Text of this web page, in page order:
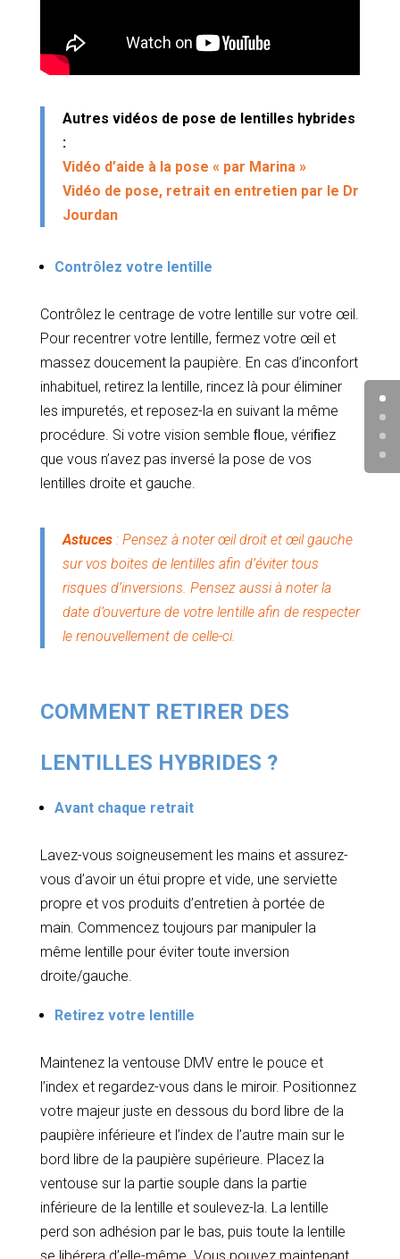
Autres vidéos de pose de lentilles hybrides
:
Vidéo d’aide à la pose « par Marina »
Vidéo de pose, retrait en entretien par le Dr
Jourdan
Contrôlez votre lentille
Contrôlez le centrage de votre lentille sur votre œil.
Pour recentrer votre lentille, fermez votre œil et
massez doucement la paupière. En cas d’inconfort
inhabituel, retirez la lentille, rincez là pour éliminer
les impuretés, et reposez-la en suivant la même
procédure. Si votre vision semble ﬂoue, vériﬁez
que vous n’avez pas inversé la pose de vos
lentilles droite et gauche.
Astuces : Pensez à noter œil droit et œil gauche
sur vos boites de lentilles afin d’éviter tous
risques d’inversions. Pensez aussi à noter la
date d’ouverture de votre lentille afin de respecter
le renouvellement de celle-ci.
COMMENT RETIRER DES
LENTILLES HYBRIDES ?
Avant chaque retrait
Lavez-vous soigneusement les mains et assurez-
vous d’avoir un étui propre et vide, une serviette
propre et vos produits d’entretien à portée de
main. Commencez toujours par manipuler la
même lentille pour éviter toute inversion
droite/gauche.
Retirez votre lentille
Maintenez la ventouse DMV entre le pouce et
l’index et regardez-vous dans le miroir. Positionnez
votre majeur juste en dessous du bord libre de la
paupière inférieure et l’index de l’autre main sur le
bord libre de la paupière supérieure. Placez la
ventouse sur la partie souple dans la partie
inférieure de la lentille et soulevez-la. La lentille
perd son adhésion par le bas, puis toute la lentille